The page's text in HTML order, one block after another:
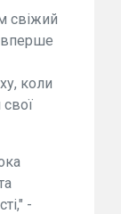
свіжий
вперше
коли
-